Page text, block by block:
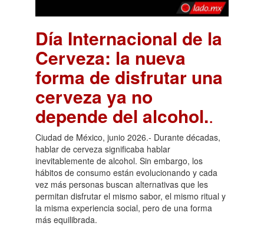
Día Internacional de la
Cerveza: la nueva
forma de disfrutar una
cerveza ya no
depende del alcohol..
Ciudad de México, junio 2026.- Durante décadas,
hablar de cerveza significaba hablar
inevitablemente de alcohol. Sin embargo, los
hábitos de consumo están evolucionando y cada
vez más personas buscan alternativas que les
permitan disfrutar el mismo sabor, el mismo ritual y
la misma experiencia social, pero de una forma
más equilibrada.